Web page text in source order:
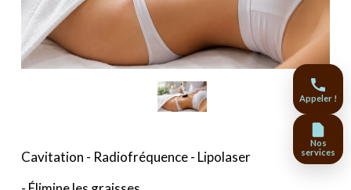
Cavitation - Radiofréquence - Lipolaser
Appeler !
Nos
services